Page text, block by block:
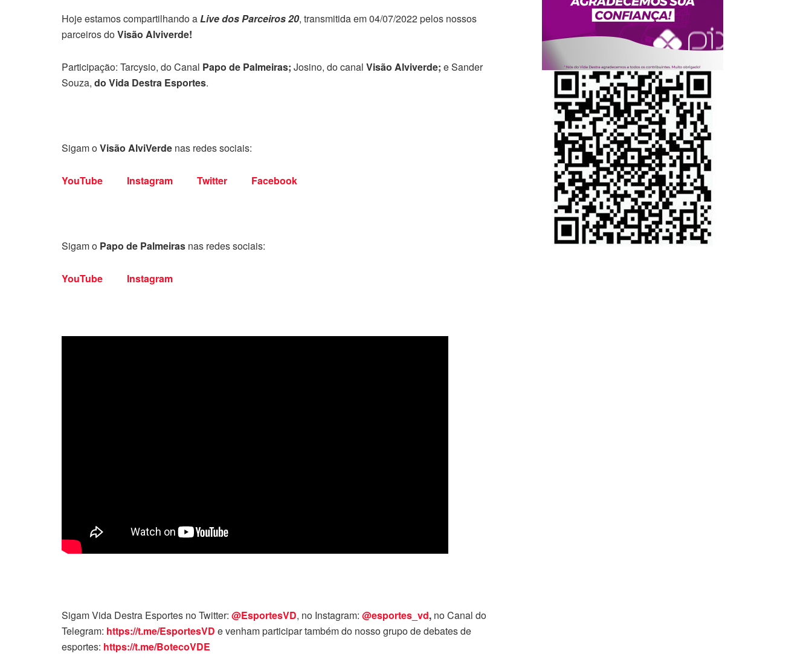
Hoje estamos compartilhando aLive dos Parceiros 20, transmitida em 04/07/2022 pelos nossos
parceiros doVisão Alviverde!
Participação: Tarcysio, do Canal Papo de Palmeiras; Josino, do canal Visão Alviverde; e Sander
Souza, do Vida Destra Esportes.
Sigam oVisão AlviVerde nas redes sociais:
YouTube Instagram Twitter Facebook
Sigam o Papo de Palmeiras nas redes sociais:
YouTube Instagram
Sigam Vida Destra Esportes no Twitter: @EsportesVD, no Instagram: @esportes_vd, no Canal do
Telegram: https://t.me/EsportesVD e venham participar também do nosso grupo de debates de
esportes: https://t.me/BotecoVDE